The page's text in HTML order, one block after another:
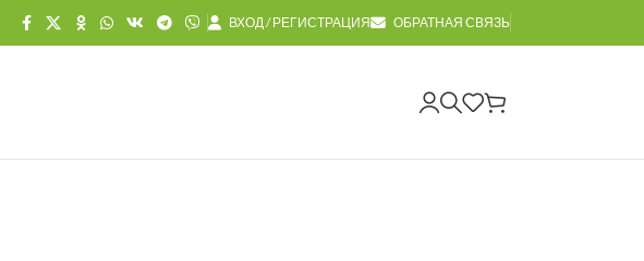
ВХОД / РЕГИСТРАЦИЯ ОБРАТНАЯ СВЯЗЬ